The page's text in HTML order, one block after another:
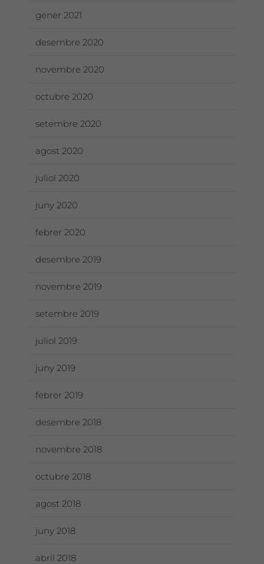
gener 2021
desembre 2020
novembre 2020
octubre 2020
setembre 2020
agost 2020
juliol 2020
juny 2020
febrer 2020
desembre 2019
novembre 2019
setembre 2019
juliol 2019
juny 2019
febrer 2019
desembre 2018
novembre 2018
octubre 2018
agost 2018
juny 2018
abril 2018